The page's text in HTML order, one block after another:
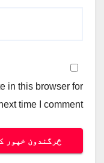
in this browser for
time I comment.